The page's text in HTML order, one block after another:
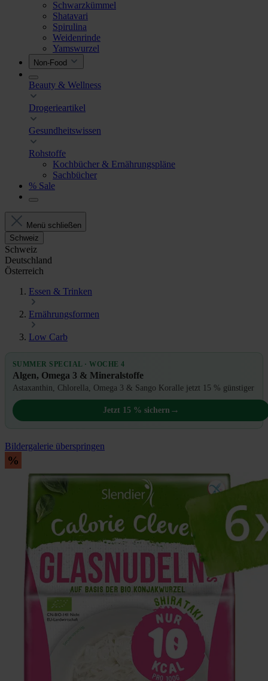
Schwarzkümmel
Shatavari
Spirulina
Weidenrinde
Yamswurzel
Non-Food
Beauty & Wellness
Drogerieartikel
Gesundheitswissen
Rohstoffe
Kochbücher & Ernährungspläne
Sachbücher
% Sale
Menü schließen
Schweiz
Schweiz
Deutschland
Österreich
Essen & Trinken
Ernährungsformen
Low Carb
SUMMER SPECIAL · WOCHE 4
Algen, Omega 3 & Mineralstoffe
Astaxanthin, Chlorella, Omega 3 & Sango Koralle jetzt 15 % günstiger
Jetzt 15 % sichern →
Bildergalerie überspringen
%